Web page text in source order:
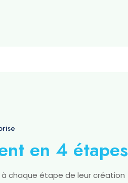
en 4 étapes
chaque étape de leur création